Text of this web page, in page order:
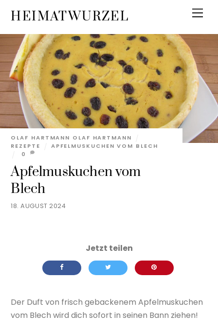
content
HEIMATWURZEL
18. AUGUST 2024
Apfelmuskuchen vom
Blech
OLAF HARTMANN OLAF HARTMANN
REZEPTE
APFELMUSKUCHEN VOM BLECH
0
Der Duft von frisch gebackenem Apfelmuskuchen
vom Blech wird dich sofort in seinen Bann ziehen!